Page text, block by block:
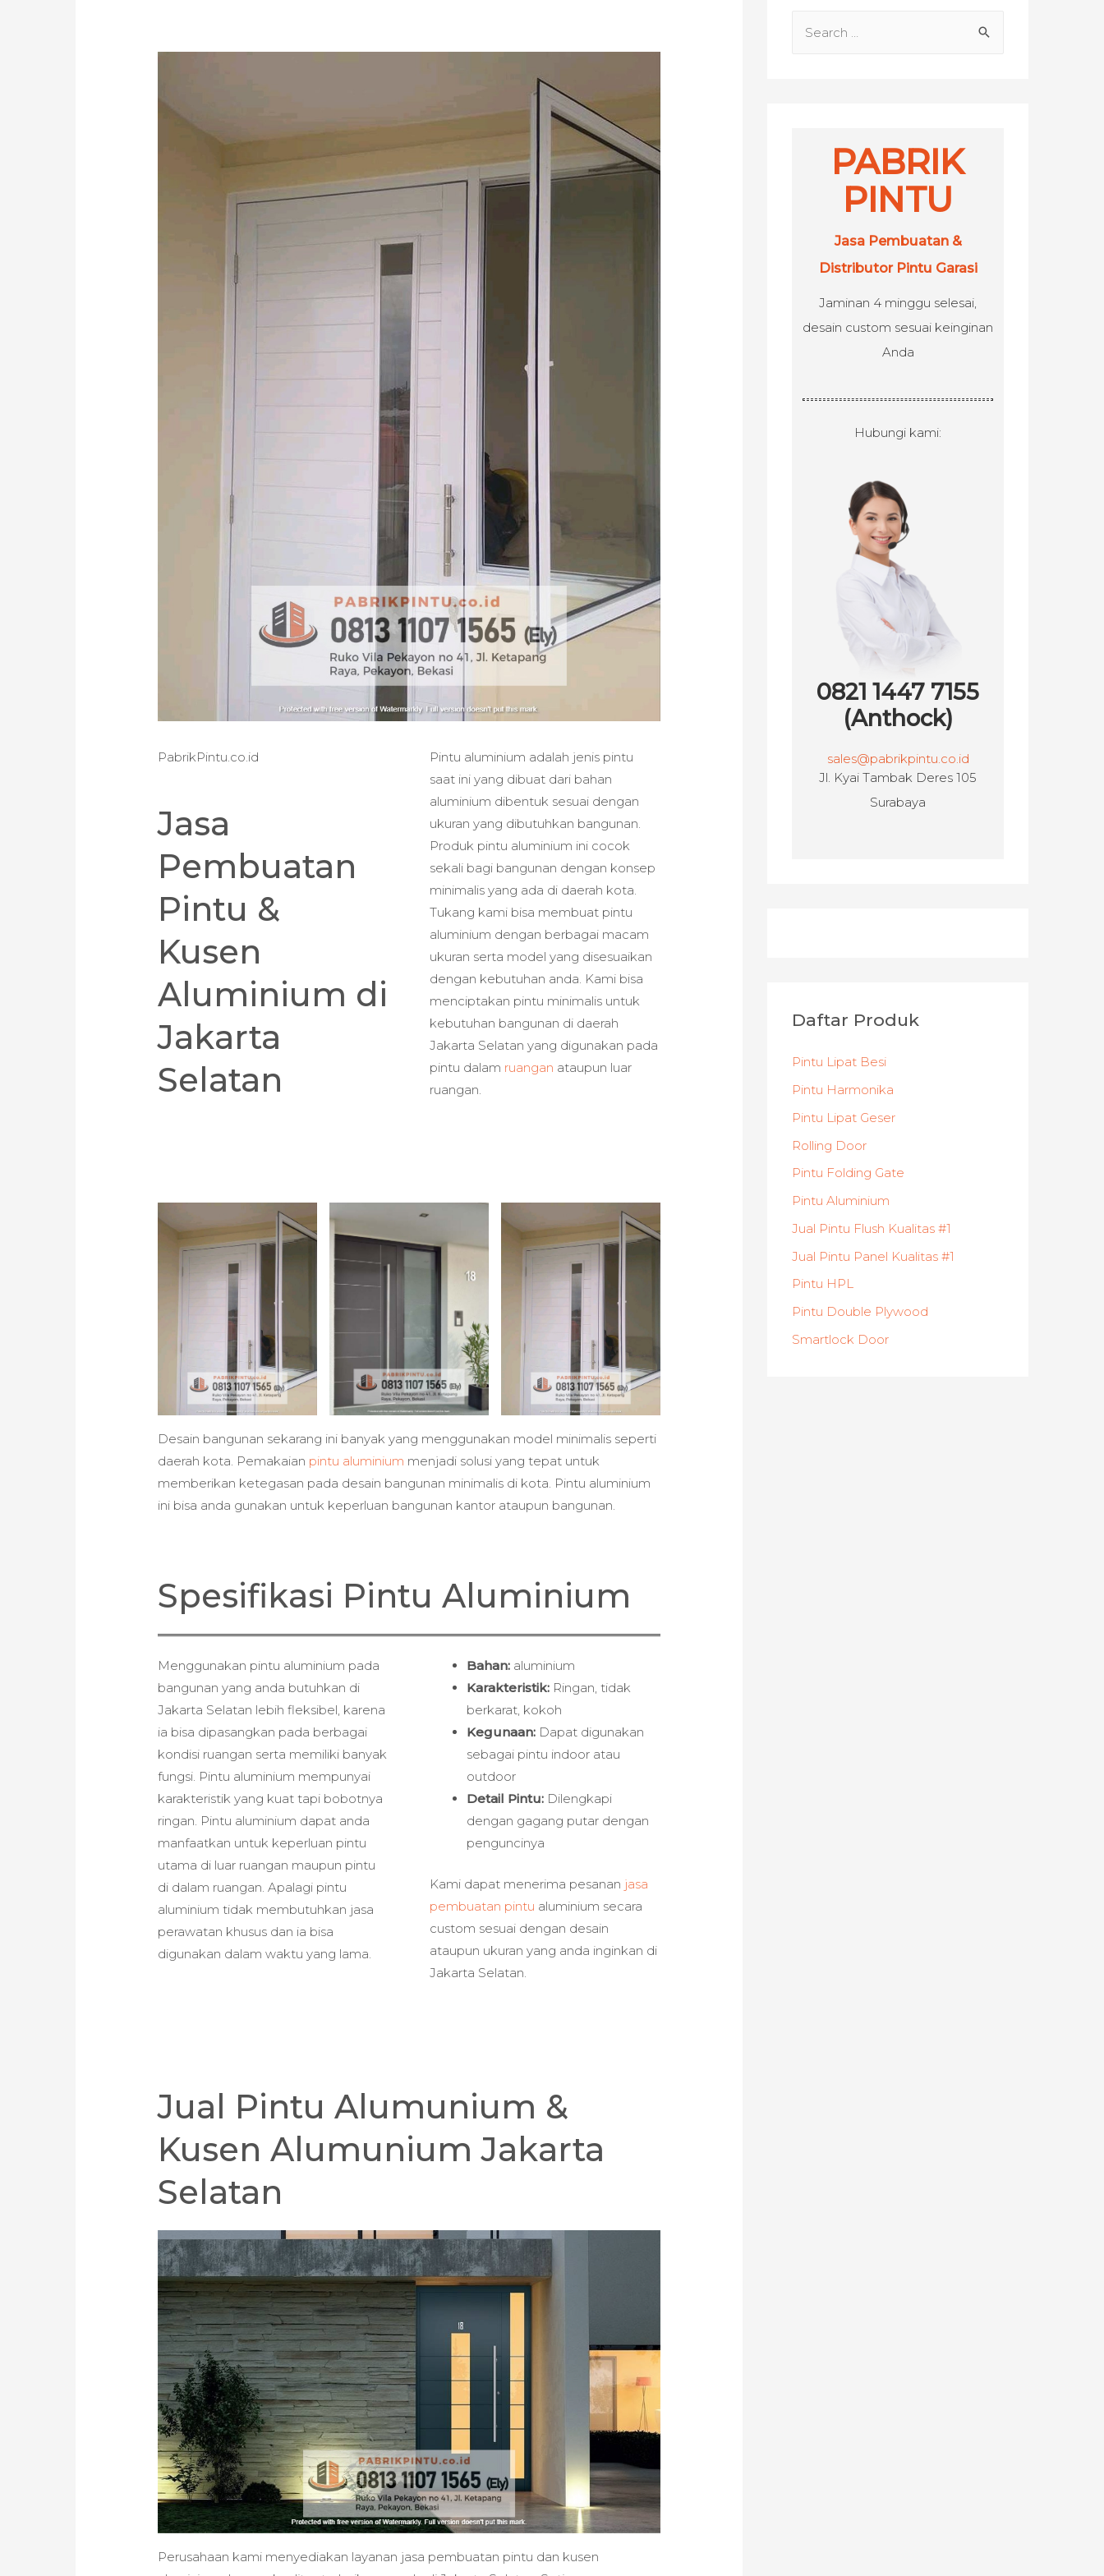
PabrikPintu.co.id
Jasa
Pembuatan
Pintu &
Kusen
Aluminium di
Jakarta
Selatan
Pintu aluminium adalah jenis pintu
saat ini yang dibuat dari bahan
aluminium dibentuk sesuai dengan
ukuran yang dibutuhkan bangunan.
Produk pintu aluminium ini cocok
sekali bagi bangunan dengan konsep
minimalis yang ada di daerah kota.
Tukang kami bisa membuat pintu
aluminium dengan berbagai macam
ukuran serta model yang disesuaikan
dengan kebutuhan anda. Kami bisa
menciptakan pintu minimalis untuk
kebutuhan bangunan di daerah
Jakarta Selatan yang digunakan pada
pintu dalam ruangan ataupun luar
ruangan.
Desain bangunan sekarang ini banyak yang menggunakan model minimalis seperti
daerah kota. Pemakaian pintu aluminium menjadi solusi yang tepat untuk
memberikan ketegasan pada desain bangunan minimalis di kota. Pintu aluminium
ini bisa anda gunakan untuk keperluan bangunan kantor ataupun bangunan.
Spesifikasi Pintu Aluminium
Menggunakan pintu aluminium pada
bangunan yang anda butuhkan di
Jakarta Selatan lebih fleksibel, karena
ia bisa dipasangkan pada berbagai
kondisi ruangan serta memiliki banyak
fungsi. Pintu aluminium mempunyai
karakteristik yang kuat tapi bobotnya
ringan. Pintu aluminium dapat anda
manfaatkan untuk keperluan pintu
utama di luar ruangan maupun pintu
di dalam ruangan. Apalagi pintu
aluminium tidak membutuhkan jasa
perawatan khusus dan ia bisa
digunakan dalam waktu yang lama.
Bahan: aluminium
Karakteristik: Ringan, tidak
berkarat, kokoh
Kegunaan: Dapat digunakan
sebagai pintu indoor atau
outdoor
Detail Pintu: Dilengkapi
dengan gagang putar dengan
penguncinya
Kami dapat menerima pesanan jasa
pembuatan pintu aluminium secara
custom sesuai dengan desain
ataupun ukuran yang anda inginkan di
Jakarta Selatan.
Jual Pintu Alumunium &
Kusen Alumunium Jakarta
Selatan
Perusahaan kami menyediakan layanan jasa pembuatan pintu dan kusen
PABRIK
PINTU
Jasa Pembuatan &
Distributor Pintu Garasi
Jaminan 4 minggu selesai,
desain custom sesuai keinginan
Anda
Hubungi kami:
0821 1447 7155
(Anthock)
sales@pabrikpintu.co.id
Jl. Kyai Tambak Deres 105
Surabaya
Daftar Produk
Pintu Lipat Besi
Pintu Harmonika
Pintu Lipat Geser
Rolling Door
Pintu Folding Gate
Pintu Aluminium
Jual Pintu Flush Kualitas #1
Jual Pintu Panel Kualitas #1
Pintu HPL
Pintu Double Plywood
Smartlock Door